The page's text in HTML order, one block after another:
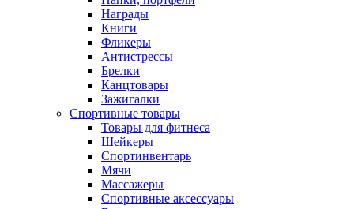
Награды
Книги
Фликеры
Антистрессы
Брелки
Канцтовары
Зажигалки
Спортивные товары
Товары для фитнеса
Шейкеры
Спортинвентарь
Мячи
Массажеры
Спортивные аксессуары